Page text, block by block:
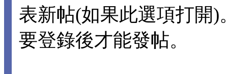
表新帖(如果此選項打開
要登錄後才能發帖。